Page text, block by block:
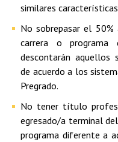
similares
No sobrepasar el
carrera o programa
descontarán aquellos
de acuerdo a los
Pregrado.
No tener título
egresado/a terminal
programa diferente a